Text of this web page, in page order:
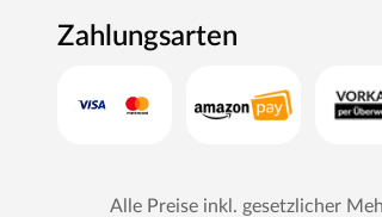
Zahlungsarten
Alle Preise inkl. gesetzlicher